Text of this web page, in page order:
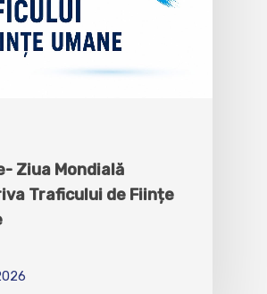
Ziua Mondială
Traficului de Ființe